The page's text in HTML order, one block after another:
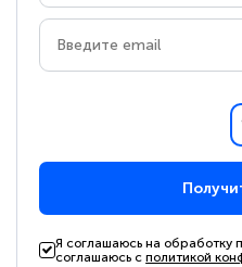
Я соглашаюсь на обработку
соглашаюсь сполитикой